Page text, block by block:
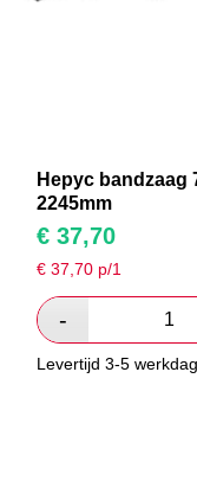
Hepyc bandzaag
2245mm
€ 37,70
€37,70 p/1
Levertijd 3-5